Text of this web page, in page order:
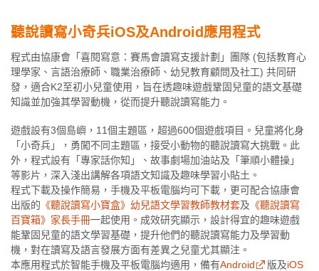
聽說讀寫小奇兵iOS及Android應用程式
程式由協康會「喜閱寫意：賽馬會讀寫支援計劃」團隊 (包括教育心
理學家、言語治療師、職業治療師、幼兒教育顧問及社工) 共同研
發，適合K2至初小兒童使用，旨在透趣味遊戲鞏固兒童的語文基礎
知識並加強其學習動機，從而提升聽說讀寫能力。
遊戲設有3個島嶼，11個主題區，超過600個遊戲項目。兒童將化身
「小奇兵」，勇闖不同主題區，接受小動物的聽說讀寫大挑戰。此
外，程式設有「專家話你知」、故事劇場加油站及「筆順小體操」
等影片，深入淺出講解各項語文知識及趣味學習小貼土。
程式下載及操作簡易，手機及平板電腦均可下載，更可配合協康會
出版的 《聽說讀寫小寶盒》幼兒語文學習教師教材套及 《聽說讀寫
百寶箱》家長手冊一起使用。成效研究顯示，設計得宜的趣味遊戲
能鞏固兒童的語文學習基礎，提升他們的聽說讀寫能力及學習動
機，對在讀寫及語言發展方面有差異之兒童尤其顯注。
本應用程式於智能手機及平板電腦均適用，備有Android 版及iOS